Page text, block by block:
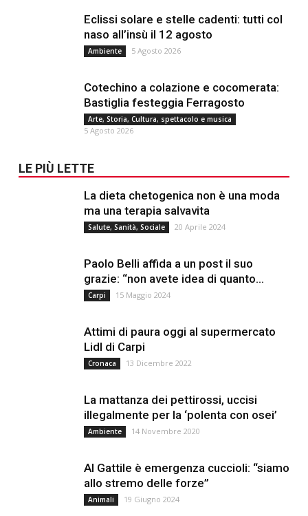
Eclissi solare e stelle cadenti: tutti col
naso all’insù il 12 agosto
Ambiente 5 Agosto 2026
Cotechino a colazione e cocomerata:
Bastiglia festeggia Ferragosto
Arte, Storia, Cultura, spettacolo e musica
5 Agosto 2026
LE PIÙ LETTE
La dieta chetogenica non è una moda
ma una terapia salvavita
Salute, Sanità, Sociale 20 Aprile 2024
Paolo Belli affida a un post il suo
grazie: “non avete idea di quanto...
Carpi 15 Maggio 2024
Attimi di paura oggi al supermercato
Lidl di Carpi
Cronaca 13 Dicembre 2022
La mattanza dei pettirossi, uccisi
illegalmente per la ‘polenta con osei’
Ambiente 14 Novembre 2020
Al Gattile è emergenza cuccioli: “siamo
allo stremo delle forze”
Animali 19 Giugno 2024